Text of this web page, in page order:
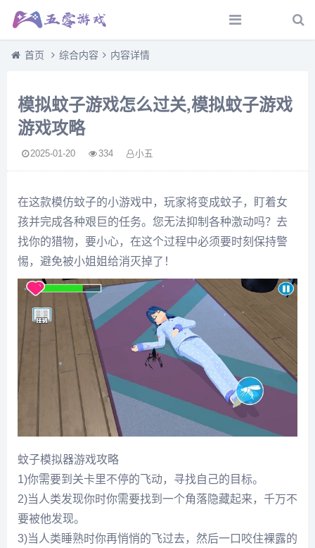
首页 综合内容 内容详情
模拟蚊子游戏怎么过关,模拟蚊子游戏
游戏攻略
2025-01-20 334 小五
在这款模仿蚊子的小游戏中，玩家将变成蚊子，盯着女
孩并完成各种艰巨的任务。您无法抑制各种激动吗？去
找你的猎物，要小心，在这个过程中必须要时刻保持警
惕，避免被小姐姐给消灭掉了！
蚊子模拟器游戏攻略
1)你需要到关卡里不停的飞动，寻找自己的目标。
2)当人类发现你时你需要找到一个角落隐藏起来，千万不
要被他发现。
3)当人类睡熟时你再悄悄的飞过去，然后一口咬住裸露的